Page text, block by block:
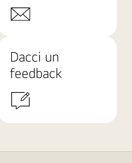
Dacci un
feedback